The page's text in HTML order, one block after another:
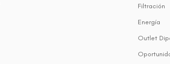
Filtración
Energía
Outlet